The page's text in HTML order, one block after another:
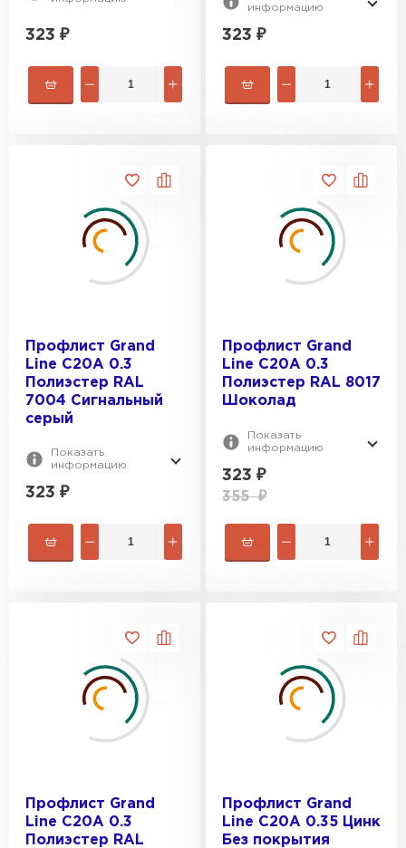
323 ₽
информацию
323 ₽
Профлист Grand
Line C20A 0.3
Полиэстер RAL
7004 Сигнальный
серый
Показать
информацию
323 ₽
Профлист Grand
Line C20A 0.3
Полиэстер RAL 8017
Шоколад
Показать
информацию
323 ₽
355₽
Профлист Grand
Line C20A 0.3
Полиэстер RAL
Профлист Grand
Line C20A 0.35 Цинк
Без покрытия